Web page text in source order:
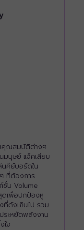
คุณสมบัติต่างๆ
นุษย์ แจ็คเสียบ
นคีย์บอร์ดใน
ที่ต้องการ
ชั่น Volume
ดเพื่อปกป้องหู
ที่ดังเกินไป รวม
ระหยัดพลังงาน
ใจ